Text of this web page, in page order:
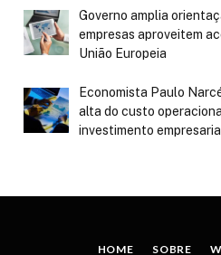
Governo amplia
empresas aproveitem
União Europeia
Economista Paulo
alta do custo
investimento
HOME SOBRE